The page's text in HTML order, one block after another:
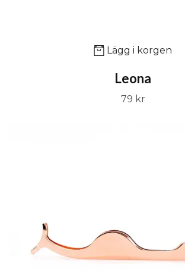
Lägg i korgen
Leona
79 kr